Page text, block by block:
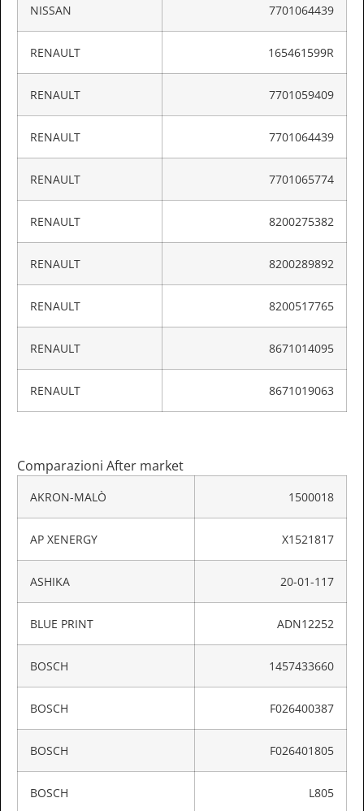
NISSAN 7701064439
RENAULT 165461599R
RENAULT 7701059409
RENAULT 7701064439
RENAULT 7701065774
RENAULT 8200275382
RENAULT 8200289892
RENAULT 8200517765
RENAULT 8671014095
RENAULT 8671019063
Comparazioni After market
AKRON-MALÒ 1500018
AP XENERGY X1521817
ASHIKA 20-01-117
BLUE PRINT ADN12252
BOSCH 1457433660
BOSCH F026400387
BOSCH F026401805
BOSCH L805